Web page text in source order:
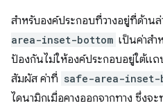
สําหรับองค์ประกอบที่วางอยู่ที่ด้านล่
area-inset-bottom เป็นค่าสํ
ป้องกันไม่ให้องค์ประกอบอยู่ใต้แถ
สัมผัส ค่าที่ safe-area-inset-
ไดนามิกเมื่อคางออกจากทาง ซึ่งจ